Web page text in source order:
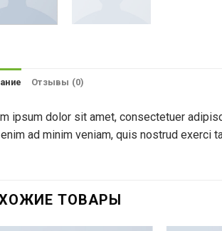
Отзывы (0)
ipsum dolor sit amet, consectetuer
ad minim veniam, quis nostrud exerci
ТОВАРЫ